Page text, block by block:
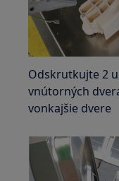
Odskrutkujte 2
vnútorných
vonkajšie dvere